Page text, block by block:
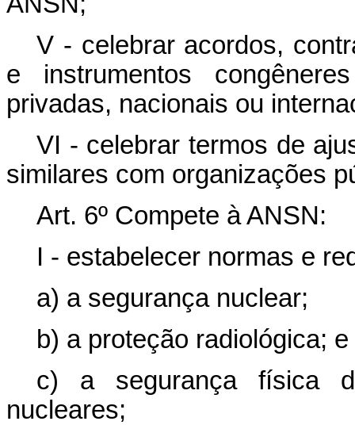
V - celebrar acordos,
e instrumentos
privadas, nacionais ou
VI - celebrar termos de
similares com organizações
Art. 6º Compete à
I - estabelecer normas e
a) a segurança nuclear;
b) a proteção radiológica; e
c) a segurança física
nucleares;